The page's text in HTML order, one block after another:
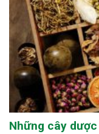
Những cây